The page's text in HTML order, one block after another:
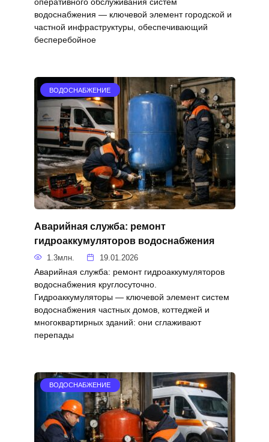
водоснабжения — ключевой элемент городской и
частной инфраструктуры, обеспечивающий
бесперебойное
ВОДОСНАБЖЕНИЕ
Аварийная служба: ремонт
гидроаккумуляторов водоснабжения
1.3млн. 19.01.2026
Аварийная служба: ремонт гидроаккумуляторов
водоснабжения круглосуточно.
Гидроаккумуляторы — ключевой элемент систем
водоснабжения частных домов, коттеджей и
многоквартирных зданий: они сглаживают
перепады
ВОДОСНАБЖЕНИЕ